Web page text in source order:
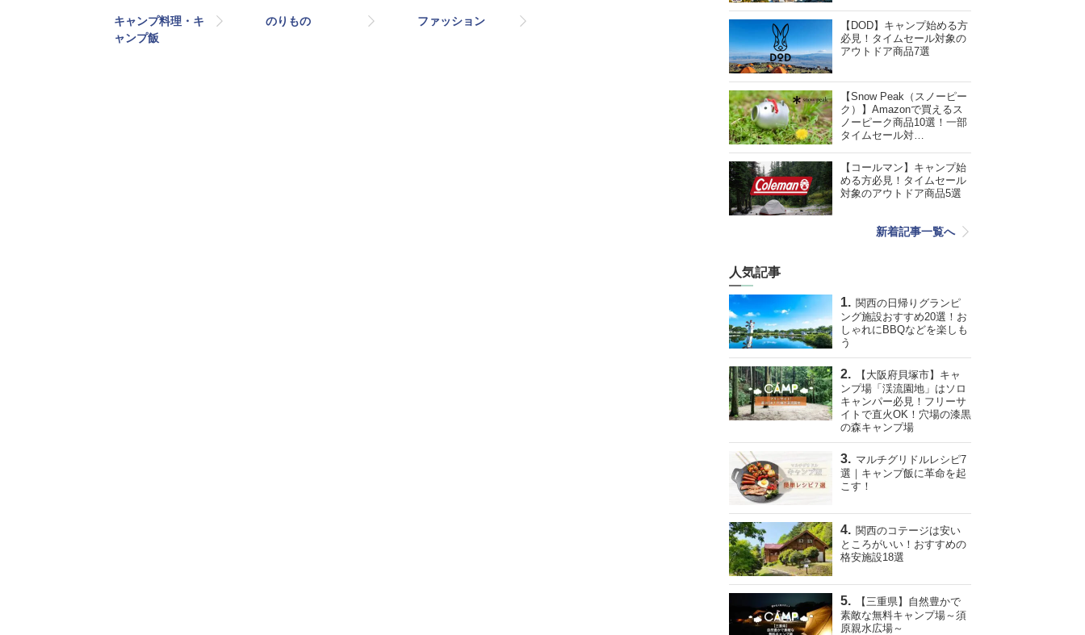
キャンプ料理・キ
ャンプ飯
のりもの ファッション
【DOD】キャンプ始める方
必見！タイムセール対象の
アウトドア商品7選
【Snow Peak（スノーピー
ク）】Amazonで買えるス
ノーピーク商品10選！一部
タイムセール対…
【コールマン】キャンプ始
める方必見！タイムセール
対象のアウトドア商品5選
新着記事一覧へ
人気記事
関西の日帰りグランピ
ング施設おすすめ20選！お
しゃれにBBQなどを楽しも
う
【大阪府貝塚市】キャ
ンプ場「渓流園地」はソロ
キャンパー必見！フリーサ
イトで直火OK！穴場の漆黒
の森キャンプ場
マルチグリドルレシピ7
選｜キャンプ飯に革命を起
こす！
関西のコテージは安い
ところがいい！おすすめの
格安施設18選
【三重県】自然豊かで
素敵な無料キャンプ場～須
原親水広場～